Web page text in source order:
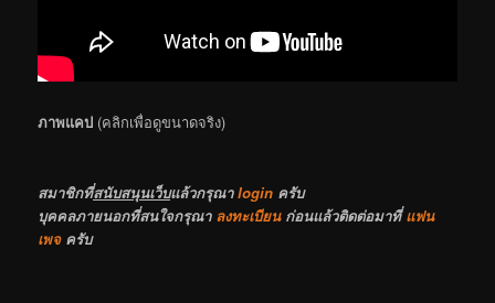
ภาพแคป (คลิกเพื่อดูขนาดจริง)
สมาชิกที่สนับสนุนเว็บแล้วกรุณาlogin ครับ
บุคคลภายนอกที่สนใจกรุณา ลงทะเบียนก่อนแล้วติดต่อมาที่แฟน
เพจครับ